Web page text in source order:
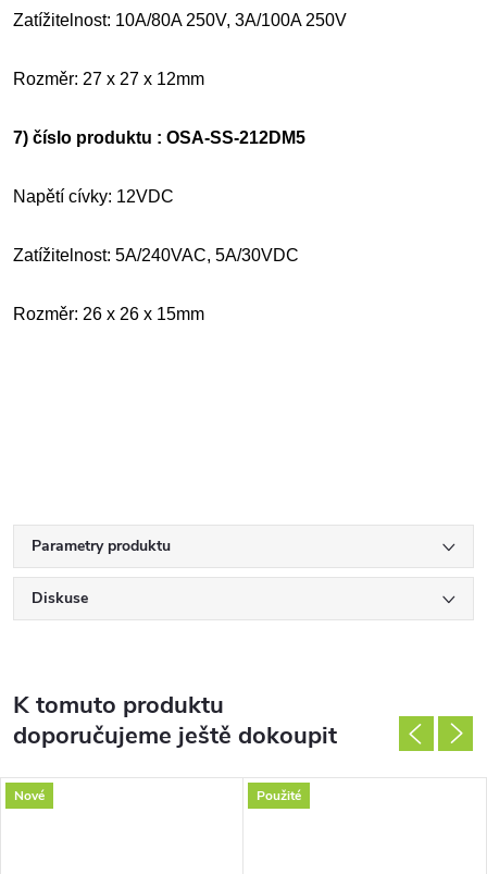
Zatížitelnost: 10A/80A 250V, 3A/100A 250V
Rozměr: 27 x 27 x 12mm
7) číslo produktu : OSA-SS-212DM5
Napětí cívky: 12VDC
Zatížitelnost: 5A/240VAC, 5A/30VDC
Rozměr: 26 x 26 x 15mm
Parametry produktu
Diskuse
K tomuto produktu
doporučujeme ještě dokoupit
Nové Použité